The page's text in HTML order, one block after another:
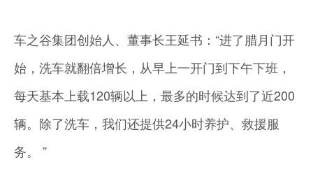
车之谷集团创始人、董事长王延书：“进了腊月门开
始，洗车就翻倍增长，从早上一开门到下午下班，
每天基本上载120辆以上，最多的时候达到了近200
辆。除了洗车，我们还提供24小时养护、救援服
务。 ”